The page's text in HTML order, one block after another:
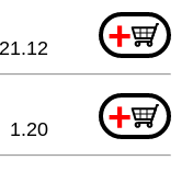
+
21.12
+
1.20